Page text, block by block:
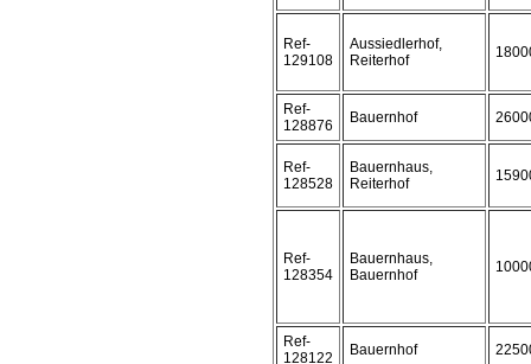
Ref-
129108
Aussiedlerhof,
Reiterhof
Ref-
128876
Bauernhof
Ref-
128528
Bauernhaus,
Reiterhof
Ref-
128354
Bauernhaus,
Bauernhof
Ref-
128122
Bauernhof